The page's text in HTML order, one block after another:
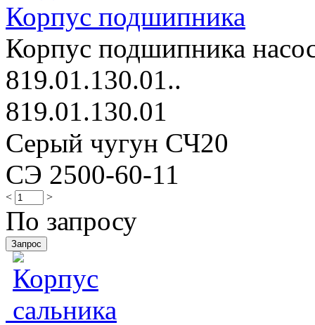
Корпус подшипника
Корпус подшипника
819.01.130.01..
819.01.130.01
Серый чугун СЧ20
СЭ 2500-60-11
< >
По запросу